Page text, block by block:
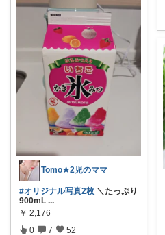
Tomo★2児のママ
#オリジナル写真2枚 ＼たっぷり
900mL ...
￥ 2,176
0 7 52